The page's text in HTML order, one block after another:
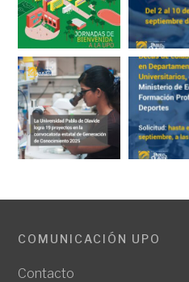
COMUNICACIÓN UPO
Contacto